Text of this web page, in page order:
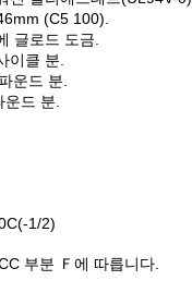
(C5 100).
글로드 도금.
이클 분.
운드 분.
드 분.
1/2)
부분 Ｆ에 따릅니다.